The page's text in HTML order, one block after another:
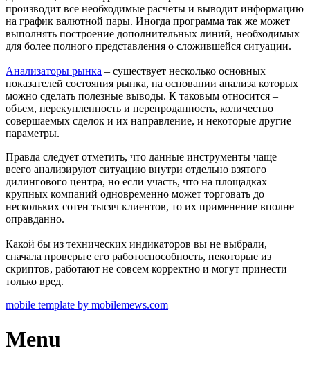
производит все необходимые расчеты и выводит информацию
на график валютной пары. Иногда программа так же может
выполнять построение дополнительных линий, необходимых
для более полного представления о сложившейся ситуации.
Анализаторы рынка – существует несколько основных
показателей состояния рынка, на основании анализа которых
можно сделать полезные выводы. К таковым относится –
объем, перекупленность и перепроданность, количество
совершаемых сделок и их направление, и некоторые другие
параметры.
Правда следует отметить, что данные инструменты чаще
всего анализируют ситуацию внутри отдельно взятого
дилингового центра, но если участь, что на площадках
крупных компаний одновременно может торговать до
нескольких сотен тысяч клиентов, то их применение вполне
оправданно.
Какой бы из технических индикаторов вы не выбрали,
сначала проверьте его работоспособность, некоторые из
скриптов, работают не совсем корректно и могут принести
только вред.
mobile template by mobilemews.com
Menu